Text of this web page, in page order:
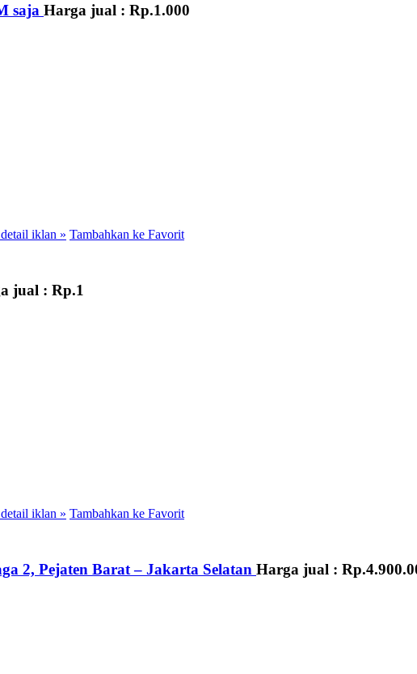
saja Harga jual : Rp.1.000
iklan » Tambahkan ke Favorit
jual : Rp.1
iklan » Tambahkan ke Favorit
2, Pejaten Barat – Jakarta Selatan Harga jual :